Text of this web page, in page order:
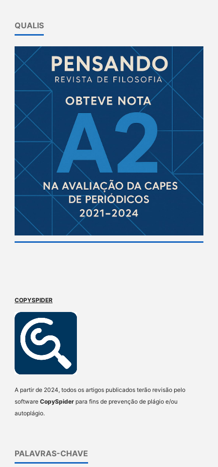
QUALIS
COPYSPIDER
A partir de 2024, todos os artigos publicados terão revisão pelo
software CopySpider para fins de prevenção de plágio e/ou
autoplágio.
PALAVRAS-CHAVE